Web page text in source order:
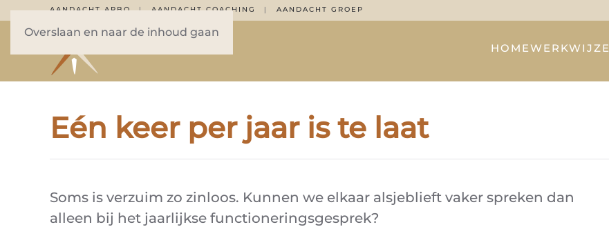
Overslaan en naar de inhoud gaan
AANDACHT ARBO|AANDACHT COACHING AANDACHT GROEP
HOMEWERKWIJZE
Eén keer per jaar is te laat
Soms is verzuim zo zinloos. Kunnen we elkaar alsjeblieft vaker spreken dan
alleen bij het jaarlijkse functioneringsgesprek?